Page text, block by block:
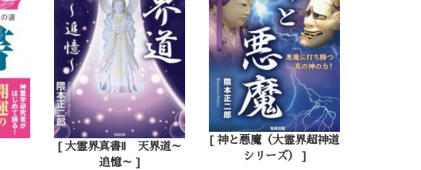
[ 大霊界真書Ⅱ 天界道～
追憶～ ]
[ 神と悪魔（大霊界超神道
シリーズ） ]